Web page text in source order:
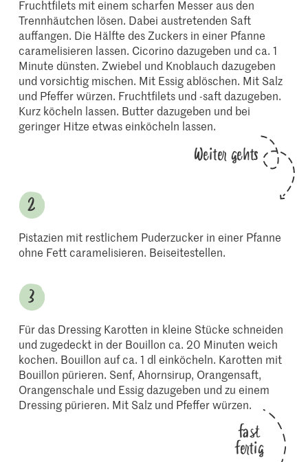
Fruchtfilets mit einem scharfen Messer aus den
Trennhäutchen lösen. Dabei austretenden Saft
auffangen. Die Hälfte des Zuckers in einer Pfanne
caramelisieren lassen. Cicorino dazugeben und ca. 1
Minute dünsten. Zwiebel und Knoblauch dazugeben
und vorsichtig mischen. Mit Essig ablöschen. Mit Salz
und Pfeffer würzen. Fruchtfilets und -saft dazugeben.
Kurz köcheln lassen. Butter dazugeben und bei
geringer Hitze etwas einköcheln lassen.
Weiter gehts
Pistazien mit restlichem Puderzucker in einer Pfanne
ohne Fett caramelisieren. Beiseitestellen.
Für das Dressing Karotten in kleine Stücke schneiden
und zugedeckt in der Bouillon ca. 20 Minuten weich
kochen. Bouillon auf ca. 1 dl einköcheln. Karotten mit
Bouillon pürieren. Senf, Ahornsirup, Orangensaft,
Orangenschale und Essig dazugeben und zu einem
Dressing pürieren. Mit Salz und Pfeffer würzen.
fast
fertig